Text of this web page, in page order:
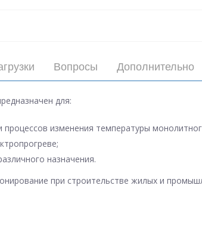
Вопросы Дополнительно
для:
процессов изменения температуры
назначения.
при строительстве жилых и